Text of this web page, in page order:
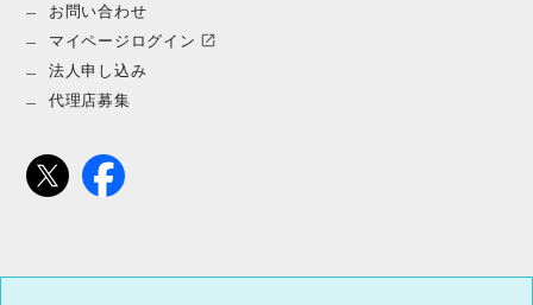
お問い合わせ
マイページログイン
法人申し込み
代理店募集